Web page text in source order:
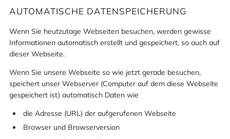
AUTOMATISCHE DATENSPEICHERUNG
Wenn Sie heutzutage Webseiten besuchen, werden gewisse
Informationen automatisch erstellt und gespeichert, so auch auf
dieser Webseite.
Wenn Sie unsere Webseite so wie jetzt gerade besuchen,
speichert unser Webserver (Computer auf dem diese Webseite
gespeichert ist) automatisch Daten wie
die Adresse (URL) der aufgerufenen Webseite
Browser und Browserversion